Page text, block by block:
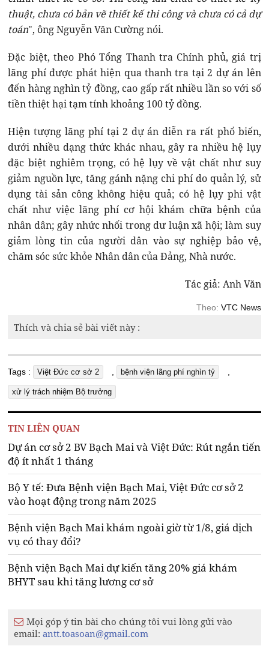
thuật, chưa có bản vẽ thiết kế thi công và chưa có cả dự
toán", ông Nguyễn Văn Cường nói.
Đặc biệt, theo Phó Tổng Thanh tra Chính phủ, giá trị
lãng phí được phát hiện qua thanh tra tại 2 dự án lên
đến hàng nghìn tỷ đồng, cao gấp rất nhiều lần so với số
tiền thiệt hại tạm tính khoảng 100 tỷ đồng.
Hiện tượng lãng phí tại 2 dự án diễn ra rất phổ biến,
dưới nhiều dạng thức khác nhau, gây ra nhiều hệ lụy
đặc biệt nghiêm trọng, có hệ lụy về vật chất như suy
giảm nguồn lực, tăng gánh nặng chi phí do quản lý, sử
dụng tài sản công không hiệu quả; có hệ lụy phi vật
chất như việc lãng phí cơ hội khám chữa bệnh của
nhân dân; gây nhức nhối trong dư luận xã hội; làm suy
giảm lòng tin của người dân vào sự nghiệp bảo vệ,
chăm sóc sức khỏe Nhân dân của Đảng, Nhà nước.
Tác giả: Anh Văn
Theo: VTC News
Thích và chia sẻ bài viết này :
Tags : Việt Đức cơ sở 2 , bệnh viện lãng phí nghìn tỷ ,
xử lý trách nhiệm Bộ trưởng
TIN LIÊN QUAN
Dự án cơ sở 2 BV Bạch Mai và Việt Đức: Rút ngắn tiến
độ ít nhất 1 tháng
Bộ Y tế: Đưa Bệnh viện Bạch Mai, Việt Đức cơ sở 2
vào hoạt động trong năm 2025
Bệnh viện Bạch Mai khám ngoài giờ từ 1/8, giá dịch
vụ có thay đổi?
Bệnh viện Bạch Mai dự kiến tăng 20% giá khám
BHYT sau khi tăng lương cơ sở
Mọi góp ý tin bài cho chúng tôi vui lòng gửi vào
email:antt.toasoan@gmail.com